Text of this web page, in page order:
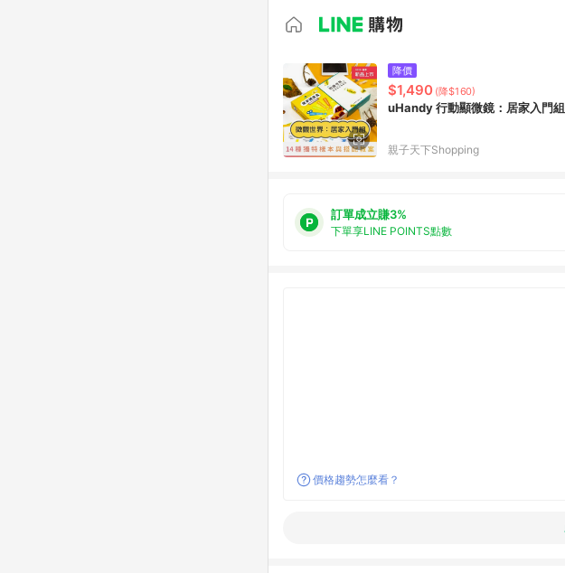
降價
$1,490 (降$160)
uHandy 行動顯微鏡：居家入門組
親子天下Shopping
訂單成立賺3%
下單享LINE POINTS點數
價格趨勢怎麼看？